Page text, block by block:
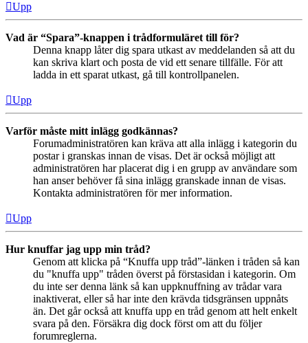
Upp
Vad är “Spara”-knappen i trådformuläret till för?
Denna knapp låter dig spara utkast av meddelanden så att du
kan skriva klart och posta de vid ett senare tillfälle. För att
ladda in ett sparat utkast, gå till kontrollpanelen.
Upp
Varför måste mitt inlägg godkännas?
Forumadministratören kan kräva att alla inlägg i kategorin du
postar i granskas innan de visas. Det är också möjligt att
administratören har placerat dig i en grupp av användare som
han anser behöver få sina inlägg granskade innan de visas.
Kontakta administratören för mer information.
Upp
Hur knuffar jag upp min tråd?
Genom att klicka på “Knuffa upp tråd”-länken i tråden så kan
du "knuffa upp" tråden överst på förstasidan i kategorin. Om
du inte ser denna länk så kan uppknuffning av trådar vara
inaktiverat, eller så har inte den krävda tidsgränsen uppnåts
än. Det går också att knuffa upp en tråd genom att helt enkelt
svara på den. Försäkra dig dock först om att du följer
forumreglerna.